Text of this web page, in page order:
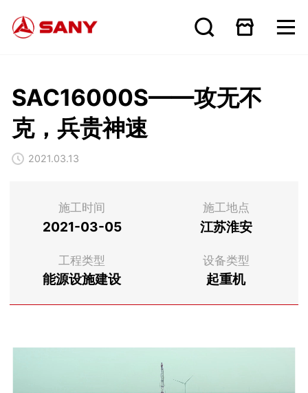
SAC16000S——攻无不
克，兵贵神速
2021.03.13
施工时间
2021-03-05
施工地点
江苏淮安
工程类型
能源设施建设
设备类型
起重机